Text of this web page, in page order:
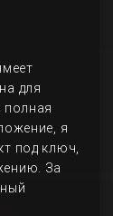
для
полная
я
под ключ,
За